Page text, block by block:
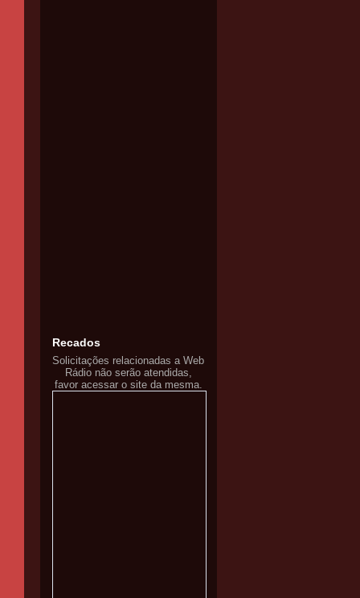
Recados
Solicitações relacionadas a Web
Rádio não serão atendidas,
favor acessar o site da mesma.